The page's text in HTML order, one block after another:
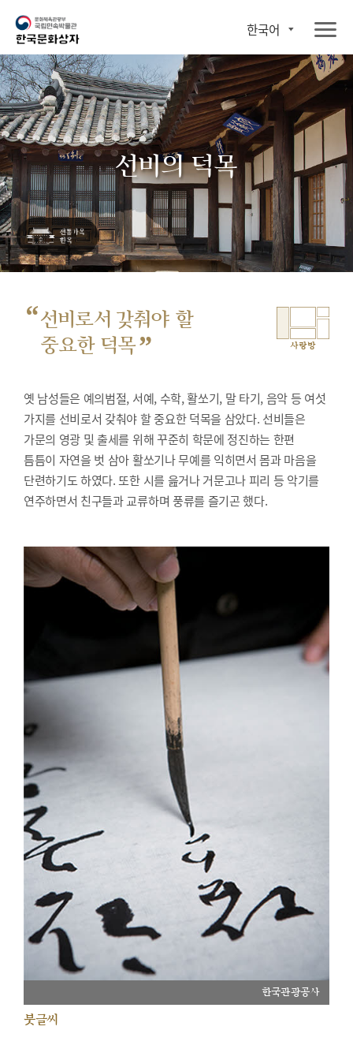
한국어
선비의 덕목
“선비로서 갖춰야 할
중요한 덕목” 사랑방
옛 남성들은 예의범절, 서예, 수학, 활쏘기, 말 타기, 음악 등 여섯
가지를 선비로서 갖춰야 할 중요한 덕목을 삼았다. 선비들은
가문의 영광 및 출세를 위해 꾸준히 학문에 정진하는 한편
틈틈이 자연을 벗 삼아 활쏘기나 무예를 익히면서 몸과 마음을
단련하기도 하였다. 또한 시를 읊거나 거문고나 피리 등 악기를
연주하면서 친구들과 교류하며 풍류를 즐기곤 했다.
한국관광공사
붓글씨